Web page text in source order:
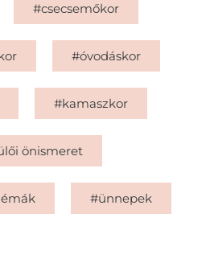
#csecsemőkor
#óvodáskor
#kamaszkor
önismeret
#ünnepek